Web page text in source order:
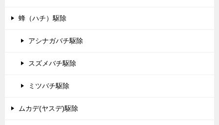
蜂（ハチ）駆除
アシナガバチ駆除
スズメバチ駆除
ミツバチ駆除
ムカデ(ヤスデ)駆除